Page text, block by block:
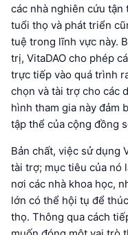
các nhà nghiên cứu tận
tuổi thọ và phát triển
tuệ trong lĩnh vực này.
trị, VitaDAO cho phép
trực tiếp vào quá trình
chọn và tài trợ cho các
hình tham gia này đảm
tập thể của cộng đồng
Bản chất, việc sử dụng
tài trợ; mục tiêu của nó
nơi các nhà khoa học,
lớn có thể hội tụ để
thọ. Thông qua cách